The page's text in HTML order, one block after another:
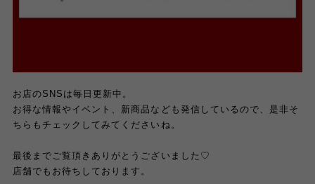
お店のSNSは毎日更新中。
お得な情報やイベント、新商品なども発信しているので、是非そ
ちらもチェックしてみてくださいね。
最後までご覧頂きありがとうございました♡
店舗でもお待ちしております。